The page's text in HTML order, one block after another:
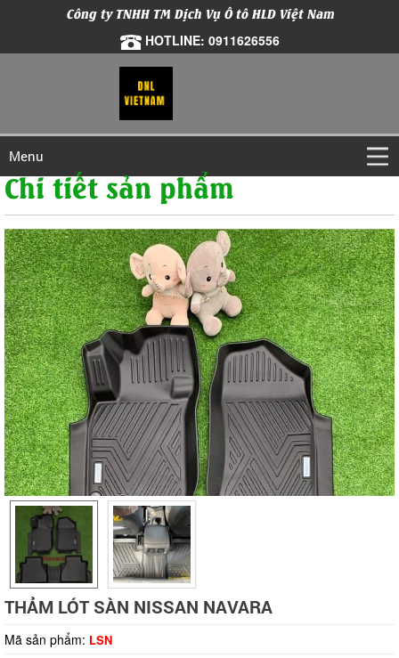
Công ty TNHH TM Dịch Vụ Ô tô HLD Việt Nam
HOTLINE: 0911626556
Menu
Chi tiết sản phẩm
THẢM LÓT SÀN NISSAN NAVARA
Mã sản phẩm: LSN